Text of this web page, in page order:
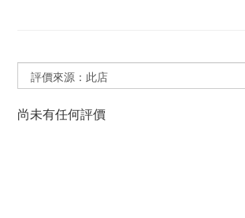
尚未有任何評價